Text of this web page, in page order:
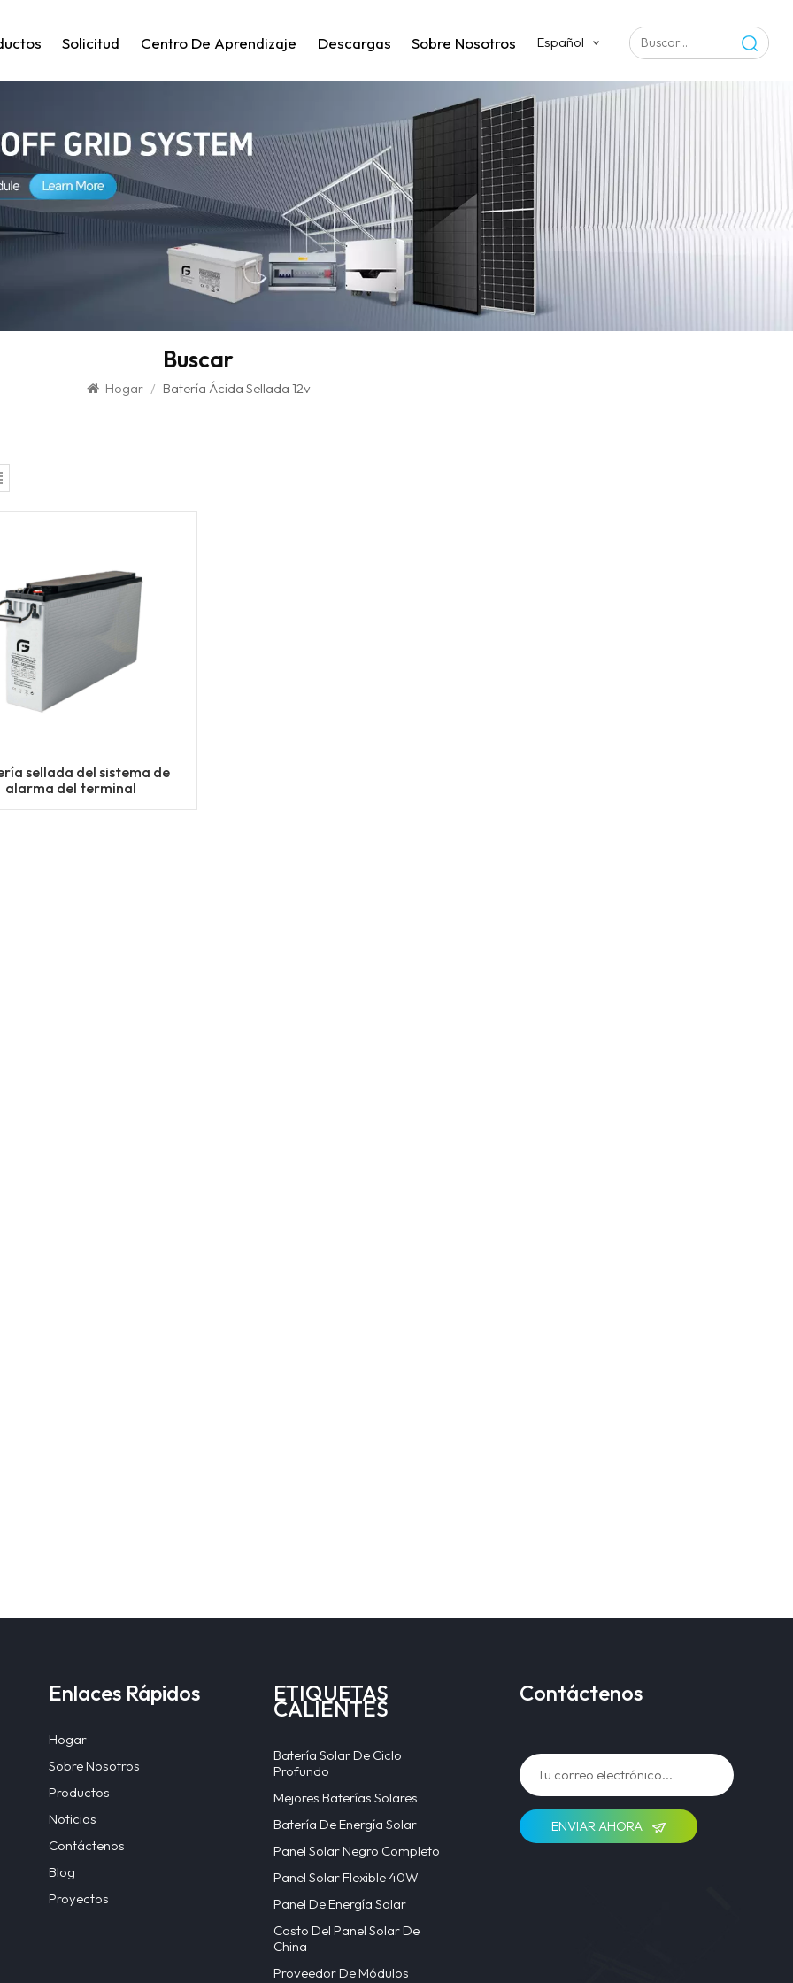
Solicitud Centro De Aprendizaje Descargas Sobre Nosotros Español
Buscar
Hogar / Batería Ácida Sellada 12v
sellada del sistema de
alarma del terminal
Enlaces Rápidos
Hogar
Sobre Nosotros
Productos
Noticias
Contáctenos
Blog
Proyectos
ETIQUETAS
CALIENTES
Batería Solar De Ciclo
Profundo
Mejores Baterías Solares
Batería De Energía Solar
Panel Solar Negro Completo
Panel Solar Flexible 40W
Panel De Energía Solar
Costo Del Panel Solar De
China
Proveedor De Módulos
Contáctenos
ENVIAR AHORA